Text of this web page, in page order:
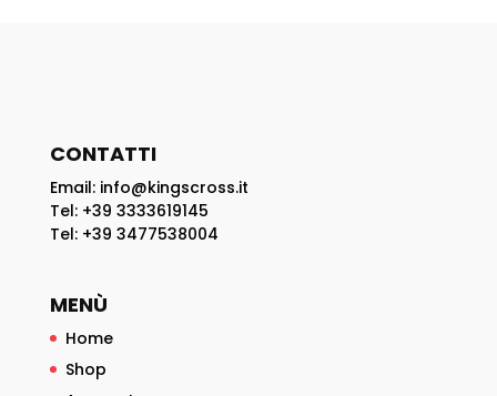
CONTATTI
Email: info@kingscross.it
Tel: +39 3333619145
Tel: +39 3477538004
MENÙ
Home
Shop